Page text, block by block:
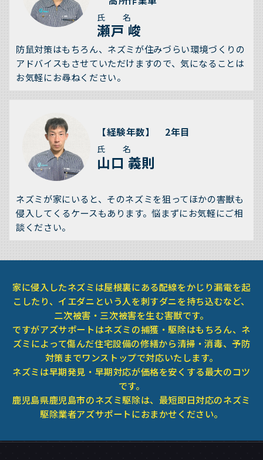
氏 名
瀬戸 峻
防鼠対策はもちろん、ネズミが住みづらい環境づくりの
アドバイスもさせていただけますので、気になることは
お気軽にお尋ねください。
【経験年数】 2年目
氏 名
山口 義則
ネズミが家にいると、そのネズミを狙ってほかの害獣も
侵入してくるケースもあります。悩まずにお気軽にご相
談ください。
家に侵入したネズミは屋根裏にある配線をかじり漏電を起
こしたり、イエダニという人を刺すダニを持ち込むなど、
二次被害・三次被害を生む害獣です。
ですがアズサポートはネズミの捕獲・駆除はもちろん、ネ
ズミによって傷んだ住宅設備の修繕から清掃・消毒、予防
対策までワンストップで対応いたします。
ネズミは早期発見・早期対応が価格を安くする最大のコツ
です。
鹿児島県鹿児島市のネズミ駆除は、最短即日対応のネズミ
駆除業者アズサポートにおまかせください。